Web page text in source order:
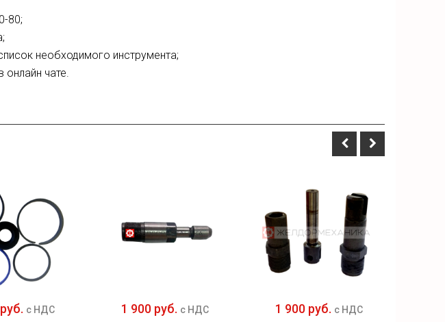
80;
необходимого инструмента;
чате.
с НДС 1 900 руб. с НДС 1 900 руб. с НДС